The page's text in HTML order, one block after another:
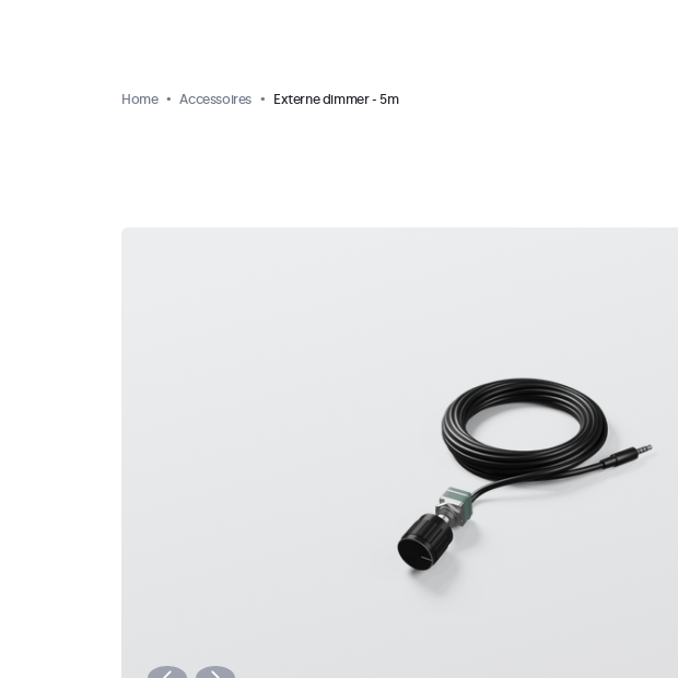
Home Accessoires Externe dimmer - 5m